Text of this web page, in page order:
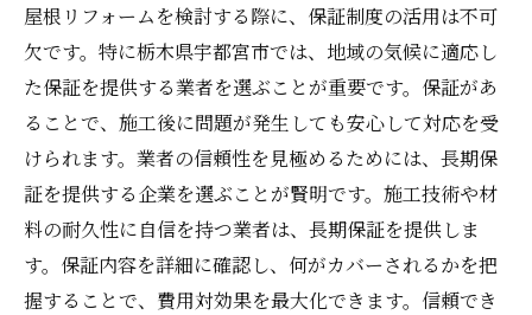
屋根リフォームを検討する際に、保証制度の活用は不可
欠です。特に栃木県宇都宮市では、地域の気候に適応し
た保証を提供する業者を選ぶことが重要です。保証があ
ることで、施工後に問題が発生しても安心して対応を受
けられます。業者の信頼性を見極めるためには、長期保
証を提供する企業を選ぶことが賢明です。施工技術や材
料の耐久性に自信を持つ業者は、長期保証を提供しま
す。保証内容を詳細に確認し、何がカバーされるかを把
握することで、費用対効果を最大化できます。信頼でき